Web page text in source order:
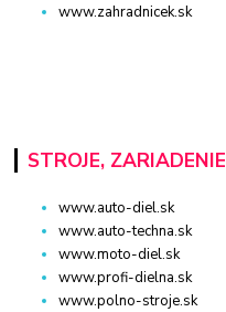
www.zahradnicek.sk
STROJE, ZARIADENIE
www.auto-diel.sk
www.auto-techna.sk
www.moto-diel.sk
www.profi-dielna.sk
www.polno-stroje.sk